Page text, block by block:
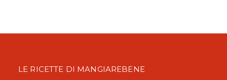
LE RICETTE DI MANGIAREBENE